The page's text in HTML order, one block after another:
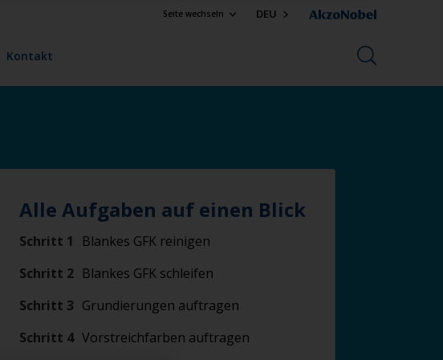
Seite wechseln DEU
Kontakt
Alle Aufgaben auf einen Blick
Schritt 1
Blankes GFK reinigen
Schritt 2 Blankes GFK schleifen
Schritt 3 Grundierungen auftragen
Schritt 4 Vorstreichfarben auftragen